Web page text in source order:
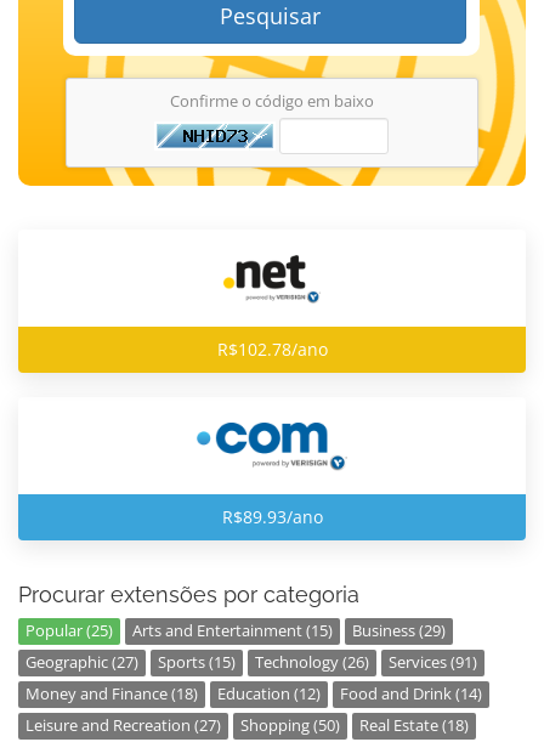
Pesquisar
Confirme o código em baixo
R$102.78/ano
R$89.93/ano
Procurar extensões por categoria
Popular (25) Arts and Entertainment (15)
Business (29)
Geographic (27)
Sports (15) Technology (26)
Services (91)
Money and Finance (18)
Education (12)
Food and Drink (14)
Leisure and Recreation (27)
Shopping (50)
Real Estate (18)